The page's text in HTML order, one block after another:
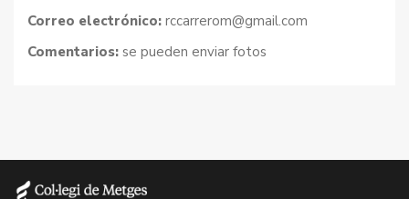
Correo electrónico: rccarrerom@gmail.com
Comentarios: se pueden enviar fotos